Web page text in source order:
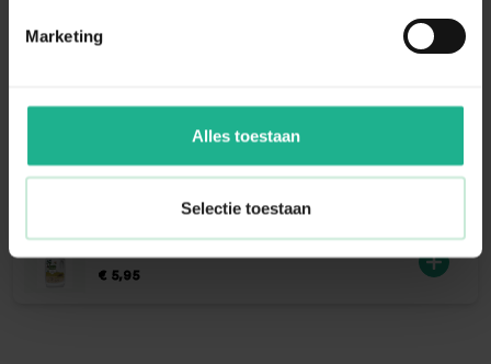
Marketing
Alles toestaan
Selectie toestaan
Voeg opnieuw water toe wanneer de
watermeter twee tot drie dagen op 'min'
€ 5,95